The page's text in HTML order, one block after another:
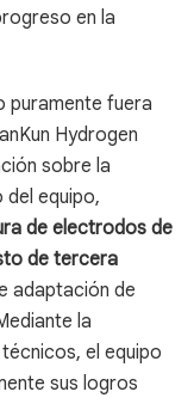
en la
puramente fuera
Hydrogen
sobre la
equipo,
de electrodos de
de tercera
adaptación de
la
el equipo
sus logros